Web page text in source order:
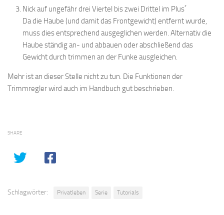
Nick auf ungefähr drei Viertel bis zwei Drittel im Plus*
Da die Haube (und damit das Frontgewicht) entfernt wurde,
muss dies entsprechend ausgeglichen werden. Alternativ die
Haube ständig an- und abbauen oder abschließend das
Gewicht durch trimmen an der Funke ausgleichen.
Mehr ist an dieser Stelle nicht zu tun. Die Funktionen der
Trimmregler wird auch im Handbuch gut beschrieben.
SHARE
Schlagwörter: Privatleben Serie Tutorials